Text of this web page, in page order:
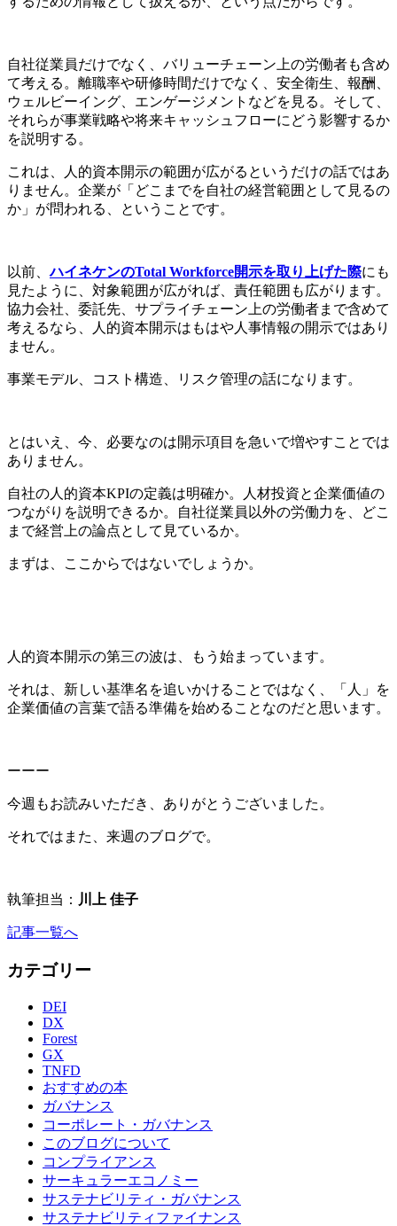
自社従業員だけでなく、バリューチェーン上の労働者も含め
て考える。離職率や研修時間だけでなく、安全衛生、報酬、
ウェルビーイング、エンゲージメントなどを見る。そして、
それらが事業戦略や将来キャッシュフローにどう影響するか
を説明する。
これは、人的資本開示の範囲が広がるというだけの話ではあ
りません。企業が「どこまでを自社の経営範囲として見るの
か」が問われる、ということです。
以前、ハイネケンのTotal Workforce開示を取り上げた際にも
見たように、対象範囲が広がれば、責任範囲も広がります。
協力会社、委託先、サプライチェーン上の労働者まで含めて
考えるなら、人的資本開示はもはや人事情報の開示ではあり
ません。
事業モデル、コスト構造、リスク管理の話になります。
とはいえ、今、必要なのは開示項目を急いで増やすことでは
ありません。
自社の人的資本KPIの定義は明確か。人材投資と企業価値の
つながりを説明できるか。自社従業員以外の労働力を、どこ
まで経営上の論点として見ているか。
まずは、ここからではないでしょうか。
人的資本開示の第三の波は、もう始まっています。
それは、新しい基準名を追いかけることではなく、「人」を
企業価値の言葉で語る準備を始めることなのだと思います。
ーーー
今週もお読みいただき、ありがとうございました。
それではまた、来週のブログで。
執筆担当： 川上 佳子
記事一覧へ
カテゴリー
DEI
DX
Forest
GX
TNFD
おすすめの本
ガバナンス
コーポレート・ガバナンス
このブログについて
コンプライアンス
サーキュラーエコノミー
サステナビリティ・ガバナンス
サステナビリティファイナンス